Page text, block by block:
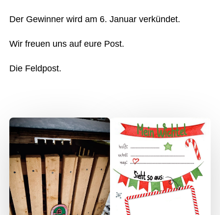
Der Gewinner wird am 6. Januar verkündet.
Wir freuen uns auf eure Post.
Die Feldpost.